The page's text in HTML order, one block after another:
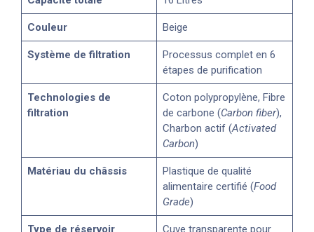
Couleur Beige
Système de filtration
Processus complet en 6
étapes de purification
Technologies de
filtration
Coton polypropylène, Fibre
de carbone (Carbon fiber),
Charbon actif (Activated
Carbon)
Matériau du châssis
Plastique de qualité
alimentaire certifié (Food
Grade)
Type de réservoir Cuve transparente pour